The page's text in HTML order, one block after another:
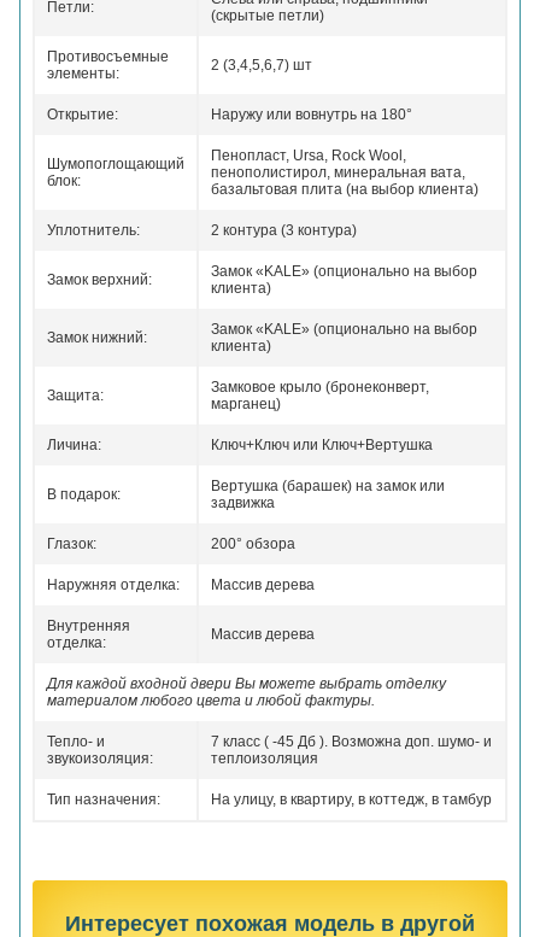
Петли:
(скрытые петли)
Противосъемные
элементы:
2 (3,4,5,6,7) шт
Открытие: Наружу или вовнутрь на 180°
Шумопоглощающий
блок:
Пенопласт, Ursa, Rock Wool,
пенополистирол, минеральная вата,
базальтовая плита (на выбор клиента)
Уплотнитель: 2 контура (3 контура)
Замок верхний:
Замок «KALE» (опционально на выбор
клиента)
Замок нижний:
Замок «KALE» (опционально на выбор
клиента)
Защита:
Замковое крыло (бронеконверт,
марганец)
Личина: Ключ+Ключ или Ключ+Вертушка
В подарок:
Вертушка (барашек) на замок или
задвижка
Глазок: 200° обзора
Наружняя отделка: Массив дерева
Внутренняя
отделка:
Массив дерева
Для каждой входной двери Вы можете выбрать отделку
материалом любого цвета и любой фактуры.
Тепло- и
звукоизоляция:
7 класс ( -45 Дб ). Возможна доп. шумо- и
теплоизоляция
Тип назначения: На улицу, в квартиру, в коттедж, в тамбур
Интересует похожая модель в другой